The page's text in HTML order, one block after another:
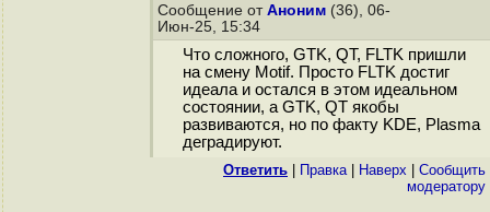
Сообщение от Аноним (36), 06-
Июн-25, 15:34
Что сложного, GTK, QT, FLTK пришли
на смену Motif. Просто FLTK достиг
идеала и остался в этом идеальном
состоянии, а GTK, QT якобы
развиваются, но по факту KDE, Plasma
деградируют.
Ответить Правка| Наверх
Cообщить
модератору